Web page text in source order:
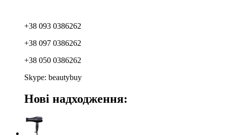
+38 093 0386262
+38 097 0386262
+38 050 0386262
Skype: beautybuy
Нові надходження: